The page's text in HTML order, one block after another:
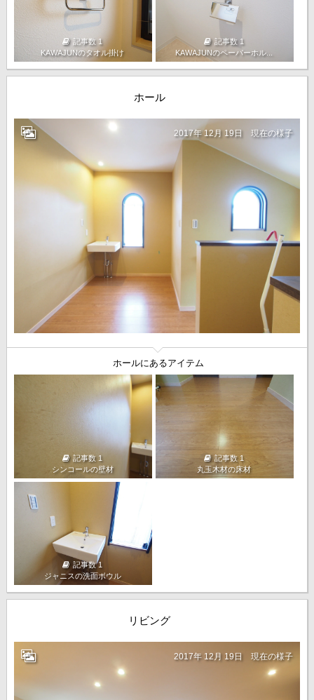
記事数 1
KAWAJUNのタオル掛け
記事数 1
KAWAJUNのペーパーホル...
ホール
2017年 12月 19日 現在の様子
ホールにあるアイテム
記事数 1
シンコールの壁材
記事数 1
丸玉木材の床材
記事数 1
ジャニスの洗面ボウル
リビング
2017年 12月 19日 現在の様子